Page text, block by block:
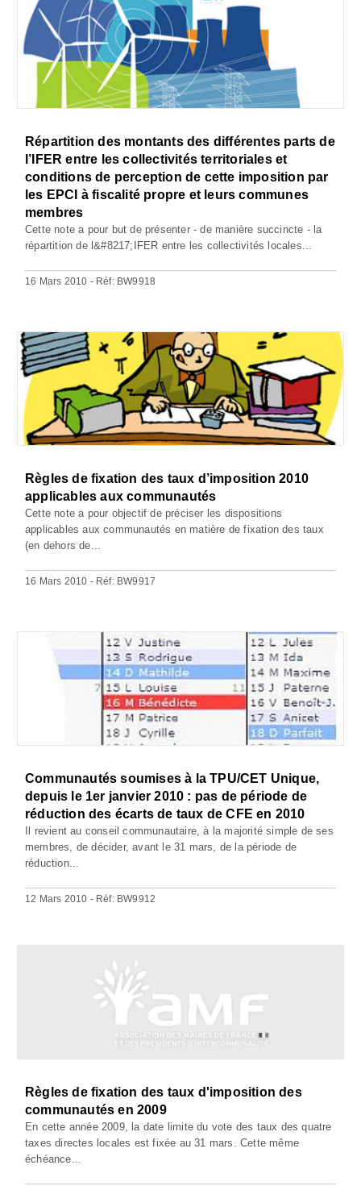
Répartition des montants des différentes parts de
l’IFER entre les collectivités territoriales et
conditions de perception de cette imposition par
les EPCI à fiscalité propre et leurs communes
membres
Cette note a pour but de présenter - de manière succincte - la
répartition de l&#8217;IFER entre les collectivités locales...
16 Mars 2010 - Réf: BW9918
Règles de fixation des taux d’imposition 2010
applicables aux communautés
Cette note a pour objectif de préciser les dispositions
applicables aux communautés en matière de fixation des taux
(en dehors de...
16 Mars 2010 - Réf: BW9917
Communautés soumises à la TPU/CET Unique,
depuis le 1er janvier 2010 : pas de période de
réduction des écarts de taux de CFE en 2010
Il revient au conseil communautaire, à la majorité simple de ses
membres, de décider, avant le 31 mars, de la période de
réduction...
12 Mars 2010 - Réf: BW9912
Règles de fixation des taux d'imposition des
communautés en 2009
En cette année 2009, la date limite du vote des taux des quatre
taxes directes locales est fixée au 31 mars. Cette même
échéance...